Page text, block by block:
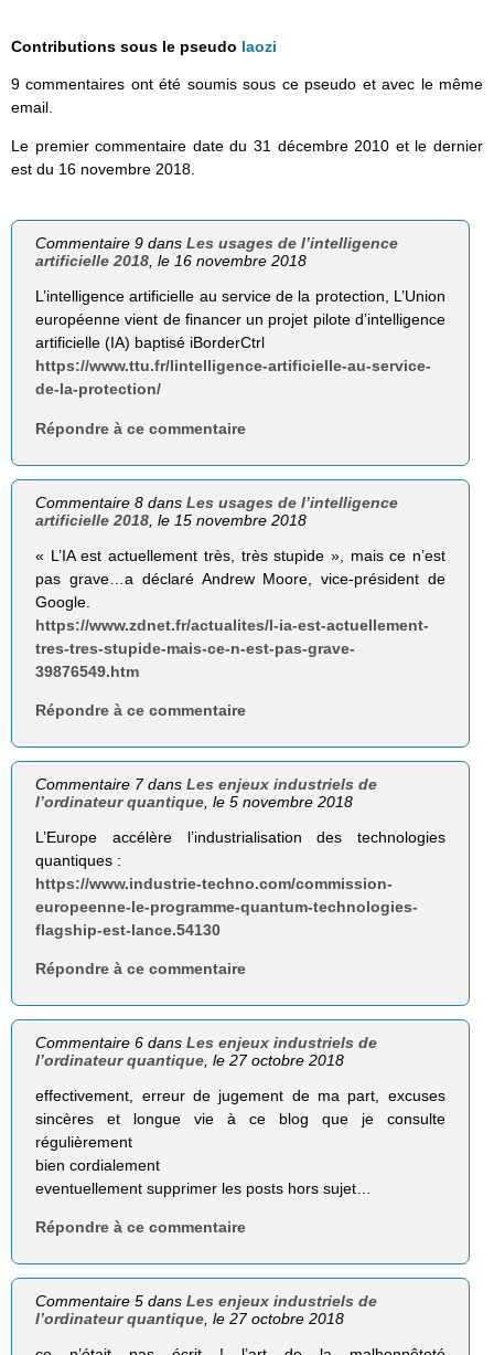
Contributions sous le pseudo laozi
9 commentaires ont été soumis sous ce pseudo et avec le même
email.
Le premier commentaire date du 31 décembre 2010 et le dernier
est du 16 novembre 2018.
Commentaire 9 dansLes usages de l’intelligence
artificielle 2018, le 16 novembre 2018
L’intelligence artificielle au service de la protection, L’Union
européenne vient de financer un projet pilote d’intelligence
artificielle (IA) baptisé iBorderCtrl
https://www.ttu.fr/lintelligence-artificielle-au-service-
de-la-protection/
Répondre à ce commentaire
Commentaire 8 dansLes usages de l’intelligence
artificielle 2018 , le 15 novembre 2018
« L’IA est actuellement très, très stupide », mais ce n’est
pas grave…a déclaré Andrew Moore, vice-président de
Google.
https://www.zdnet.fr/actualites/l-ia-est-actuellement-
tres-tres-stupide-mais-ce-n-est-pas-grave-
39876549.htm
Répondre à ce commentaire
Commentaire 7 dansLes enjeux industriels de
l’ordinateur quantique , le 5 novembre 2018
L’Europe accélère l’industrialisation des technologies
quantiques :
https://www.industrie-techno.com/commission-
europeenne-le-programme-quantum-technologies-
flagship-est-lance.54130
Répondre à ce commentaire
Commentaire 6 dansLes enjeux industriels de
l’ordinateur quantique , le 27 octobre 2018
effectivement, erreur de jugement de ma part, excuses
sincères et longue vie à ce blog que je consulte
régulièrement
bien cordialement
eventuellement supprimer les posts hors sujet…
Répondre à ce commentaire
Commentaire 5 dansLes enjeux industriels de
l’ordinateur quantique, le 27 octobre 2018